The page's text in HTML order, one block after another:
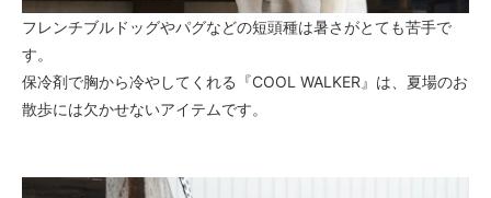
フレンチブルドッグやパグなどの短頭種は暑さがとても苦手で
す。
保冷剤で胸から冷やしてくれる『COOL WALKER』は、夏場のお
散歩には欠かせないアイテムです。